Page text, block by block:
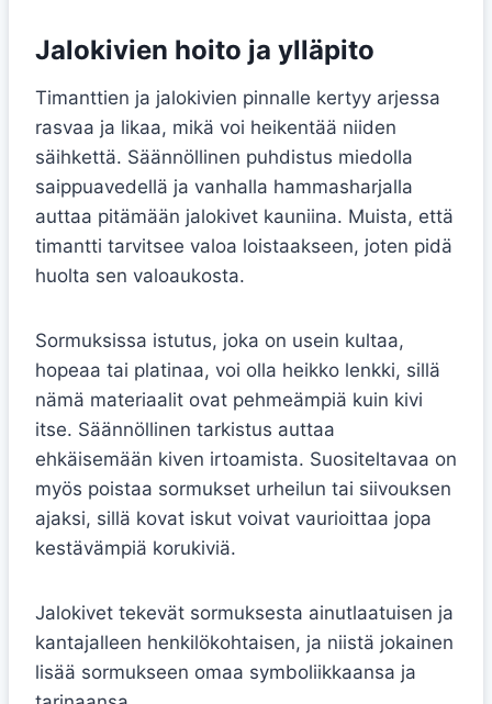
Jalokivien hoito ja ylläpito
Timanttien ja jalokivien pinnalle kertyy arjessa
rasvaa ja likaa, mikä voi heikentää niiden
säihkettä. Säännöllinen puhdistus miedolla
saippuavedellä ja vanhalla hammasharjalla
auttaa pitämään jalokivet kauniina. Muista, että
timantti tarvitsee valoa loistaakseen, joten pidä
huolta sen valoaukosta.
Sormuksissa istutus, joka on usein kultaa,
hopeaa tai platinaa, voi olla heikko lenkki, sillä
nämä materiaalit ovat pehmeämpiä kuin kivi
itse. Säännöllinen tarkistus auttaa
ehkäisemään kiven irtoamista. Suositeltavaa on
myös poistaa sormukset urheilun tai siivouksen
ajaksi, sillä kovat iskut voivat vaurioittaa jopa
kestävämpiä korukiviä.
Jalokivet tekevät sormuksesta ainutlaatuisen ja
kantajalleen henkilökohtaisen, ja niistä jokainen
lisää sormukseen omaa symboliikkaansa ja